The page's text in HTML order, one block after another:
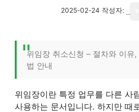
2025-02-24 작성자:
위임장 취소신청 – 절차와 이유
법 안내
위임장이란 특정 업무를 다른 사
사용하는 문서입니다. 하지만 때